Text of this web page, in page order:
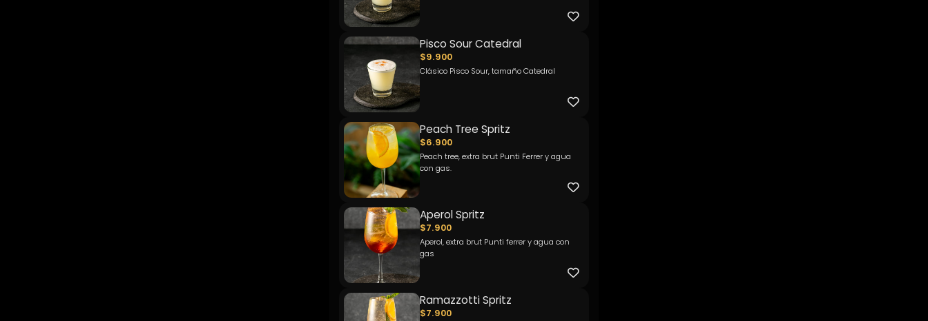
Pisco Sour Catedral
$9.900
Clásico Pisco Sour, tamaño Catedral
Peach Tree Spritz
$6.900
Peach tree, extra brut Punti Ferrer y agua
con gas.
Aperol Spritz
$7.900
Aperol, extra brut Punti ferrer y agua con
gas
Ramazzotti Spritz
$7.900